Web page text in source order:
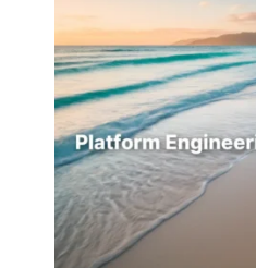
이벤트 & 세미나
블로그
자료실